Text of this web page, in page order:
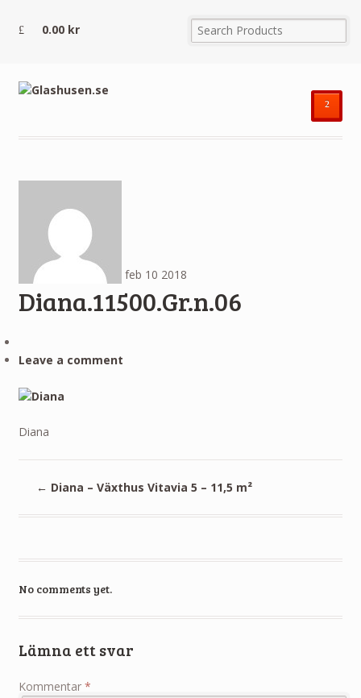
0.00 kr
²
feb 10 2018
Diana.11500.Gr.n.06
Leave a comment
Diana
← Diana – Växthus Vitavia 5 – 11,5 m²
No comments yet.
Lämna ett svar
Kommentar *